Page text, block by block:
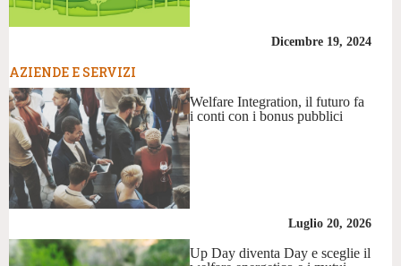
Dicembre 19, 2024
AZIENDE E SERVIZI
Welfare Integration, il futuro fa
i conti con i bonus pubblici
Luglio 20, 2026
Up Day diventa Day e sceglie il